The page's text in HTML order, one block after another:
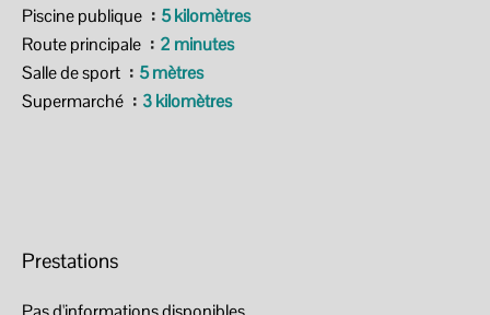
Piscine publique
5 kilomètres
Route principale
2 minutes
Salle de sport
5 mètres
Supermarché
3 kilomètres
Prestations